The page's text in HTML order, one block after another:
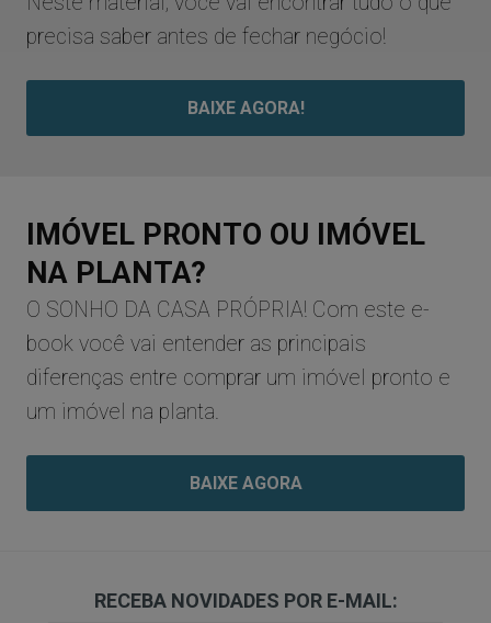
precisa saber antes de fechar negócio!
BAIXE AGORA!
IMÓVEL PRONTO OU IMÓVEL
NA PLANTA?
O SONHO DA CASA PRÓPRIA! Com este e-
book você vai entender as principais
diferenças entre comprar um imóvel pronto e
um imóvel na planta.
BAIXE AGORA
RECEBA NOVIDADES POR E-MAIL: